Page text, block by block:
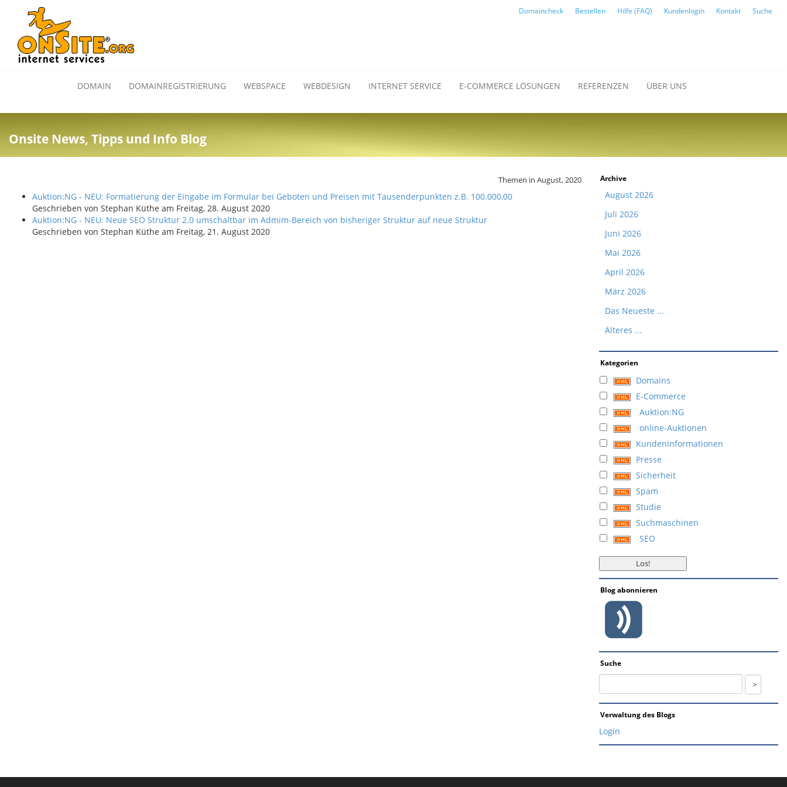
Domaincheck Bestellen Hilfe (FAQ) Kundenlogin Kontakt Suche
DOMAIN DOMAINREGISTRIERUNG WEBSPACE WEBDESIGN INTERNET SERVICE E-COMMERCE LÖSUNGEN REFERENZEN ÜBER UNS
Onsite News, Tipps und Info Blog
Themen in August, 2020
Auktion:NG - NEU: Formatierung der Eingabe im Formular bei Geboten und Preisen mit Tausenderpunkten z.B. 100.000,00
Geschrieben von Stephan Küthe am Freitag, 28. August 2020
Auktion:NG - NEU: Neue SEO Struktur 2.0 umschaltbar im Admim-Bereich von bisheriger Struktur auf neue Struktur
Geschrieben von Stephan Küthe am Freitag, 21. August 2020
Archive
August 2026
Juli 2026
Juni 2026
Mai 2026
April 2026
März 2026
Das Neueste ...
Älteres ...
Kategorien
Domains
E-Commerce
Auktion:NG
online-Auktionen
Kundeninformationen
Presse
Sicherheit
Spam
Studie
Suchmaschinen
SEO
Blog abonnieren
Suche
Verwaltung des Blogs
Login